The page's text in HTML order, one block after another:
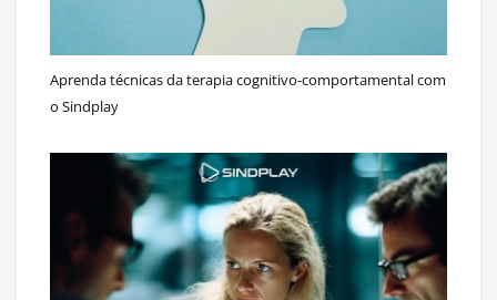
Aprenda técnicas da terapia cognitivo-comportamental com
o Sindplay